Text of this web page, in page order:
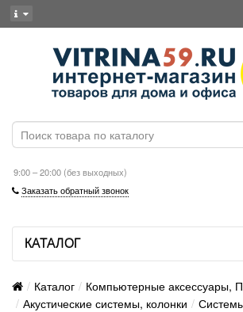
9:00 – 20:00 (без выходных)
Заказать обратный звонок
КАТАЛОГ
Каталог
Компьютерные аксессуары,
Акустические системы, колонки